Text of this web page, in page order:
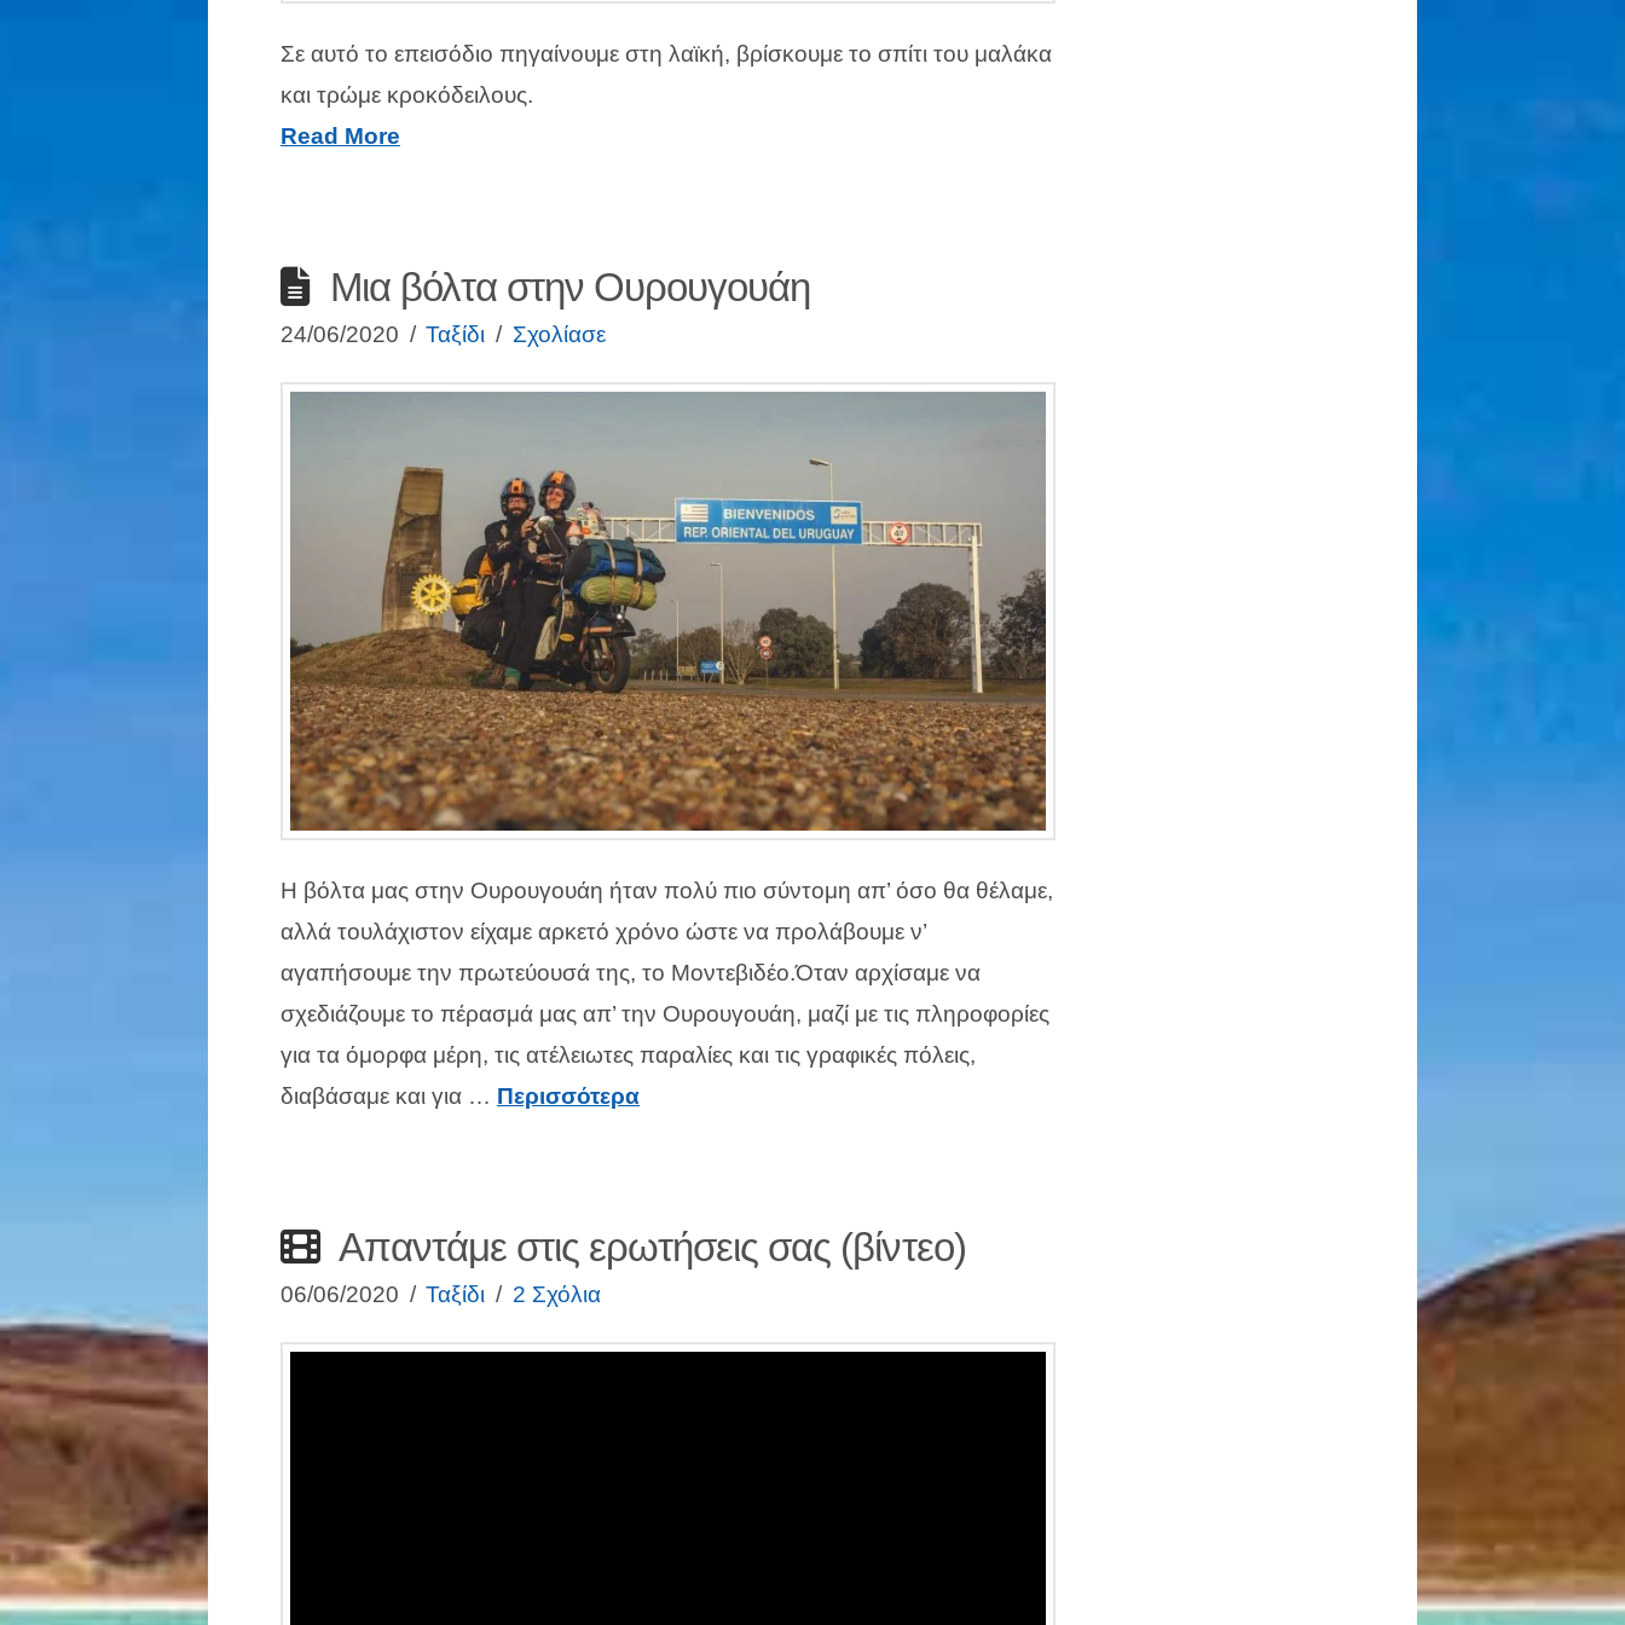
Σε αυτό το επεισόδιο πηγαίνουμε στη λαϊκή, βρίσκουμε το σπίτι του μαλάκα
και τρώμε κροκόδειλους.
Read More
Μια βόλτα στην Ουρουγουάη
24/06/2020 Ταξίδι Σχολίασε
Η βόλτα μας στην Ουρουγουάη ήταν πολύ πιο σύντομη απ’ όσο θα θέλαμε,
αλλά τουλάχιστον είχαμε αρκετό χρόνο ώστε να προλάβουμε ν’
αγαπήσουμε την πρωτεύουσά της, το Μοντεβιδέο.Όταν αρχίσαμε να
σχεδιάζουμε το πέρασμά μας απ’ την Ουρουγουάη, μαζί με τις πληροφορίες
για τα όμορφα μέρη, τις ατέλειωτες παραλίες και τις γραφικές πόλεις,
διαβάσαμε και για … Περισσότερα
Απαντάμε στις ερωτήσεις σας (βίντεο)
06/06/2020 Ταξίδι 2 Σχόλια